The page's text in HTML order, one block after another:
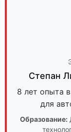
Степан
8 лет опыта
для
Образование: